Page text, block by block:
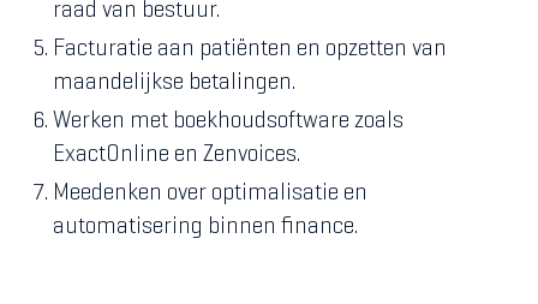
raad van bestuur.
Facturatie aan patiënten en opzetten van
maandelijkse betalingen.
Werken met boekhoudsoftware zoals
ExactOnline en Zenvoices.
Meedenken over optimalisatie en
automatisering binnen finance.